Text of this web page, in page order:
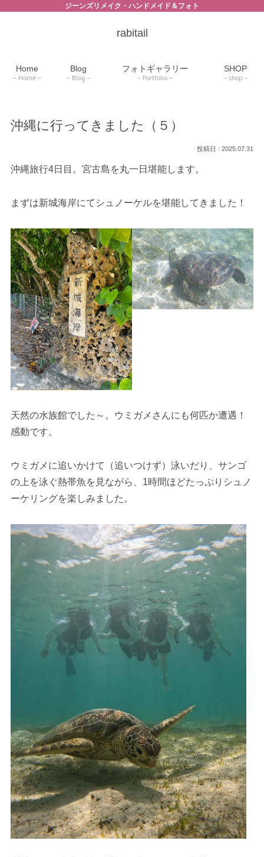
ジーンズリメイク・ハンドメイド＆フォト
rabitail
Home
Home
Blog
Blog
フォトギャラリー
Portfolio
SHOP
shop
沖縄に行ってきました（５）
2025.07.31
沖縄旅行4日目。宮古島を丸一日堪能します。
まずは新城海岸にてシュノーケルを堪能してきました！
天然の水族館でした～。ウミガメさんにも何匹か遭遇！
感動です。
ウミガメに追いかけて（追いつけず）泳いだり、サンゴ
の上を泳ぐ熱帯魚を見ながら、1時間ほどたっぷりシュノ
ーケリングを楽しみました。